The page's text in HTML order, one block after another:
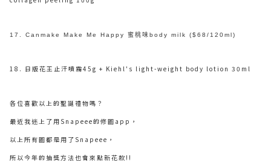
17. Canmake Make Me Happy 蜜桃味body milk ($68/120ml)
18. 日版花王止汗噴霧45g + Kiehl's light-weight body lotion 30ml
各位喜歡以上的聖誕禮物嗎？
最近我迷上了用Snapeee的修圖app，
以上所有圖都是用了Snapeee，
所以今年的抽獎方法也會來點新花款!!